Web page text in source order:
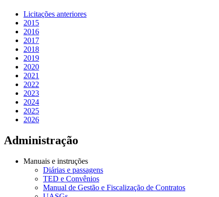
Licitações anteriores
2015
2016
2017
2018
2019
2020
2021
2022
2023
2024
2025
2026
Administração
Manuais e instruções
Diárias e passagens
TED e Convênios
Manual de Gestão e Fiscalização de Contratos